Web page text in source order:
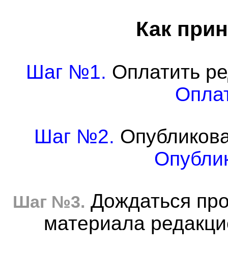
Как
Шаг №1. Оплатить
Шаг №2.
Шаг №3. Дождаться
материала